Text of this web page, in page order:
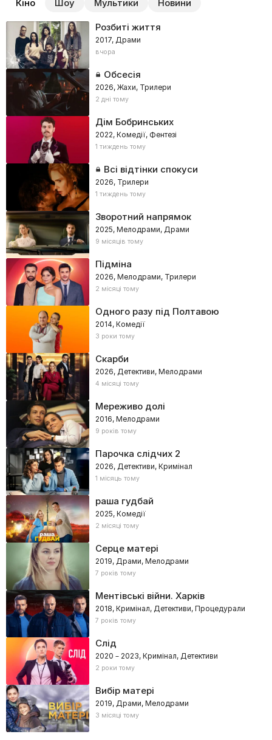
Кіно Шоу Мультики Новини
Розбиті життя
2017, Драми
вчора
Обсесія
2026, Жахи, Трилери
2 дні тому
Дім Бобринських
2022, Комедії, Фентезі
1 тиждень тому
Всі відтінки спокуси
2026, Трилери
1 тиждень тому
Зворотний напрямок
2025, Мелодрами, Драми
9 місяців тому
Підміна
2026, Мелодрами, Трилери
2 місяці тому
Одного разу під Полтавою
2014, Комедії
3 роки тому
Скарби
2026, Детективи, Мелодрами
4 місяці тому
Мереживо долі
2016, Мелодрами
9 років тому
Парочка слідчих 2
2026, Детективи, Кримінал
1 місяць тому
раша гудбай
2025, Комедії
2 місяці тому
Серце матері
2019, Драми, Мелодрами
7 років тому
Ментівські війни. Харків
2018, Кримінал, Детективи, Процедурали
7 років тому
Слід
2020 – 2023, Кримінал, Детективи
2 роки тому
Вибір матері
2019, Драми, Мелодрами
3 місяці тому